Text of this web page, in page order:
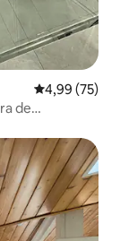
4,99 de uma
4,99 (75)
de